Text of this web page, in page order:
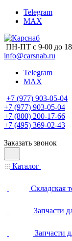
Telegram
MAX
ПН-ПТ с 9-00 до
info@carsnab.ru
Telegram
MAX
+7 (977) 903-05-04
+7 (977) 903-05-04
+7 (800) 200-17-66
+7 (495) 369-02-43
Заказать звонок
Каталог
Складская
Запчасти
Запчасти